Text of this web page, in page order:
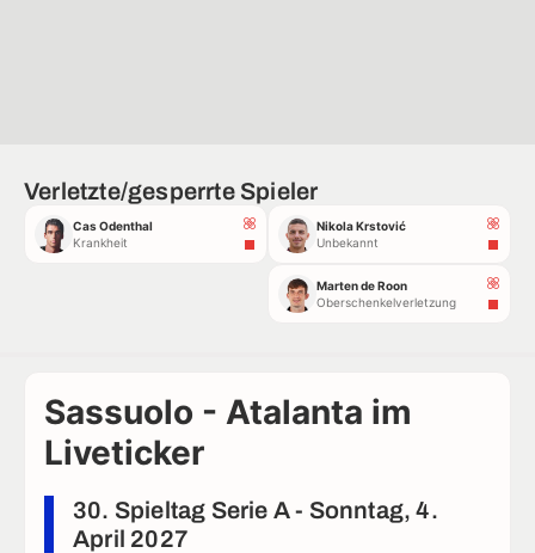
Verletzte/gesperrte Spieler
Cas Odenthal
Krankheit
Nikola Krstović
Unbekannt
Marten de Roon
Oberschenkelverletzung
Sassuolo - Atalanta im
Liveticker
30. Spieltag Serie A - Sonntag, 4.
April 2027